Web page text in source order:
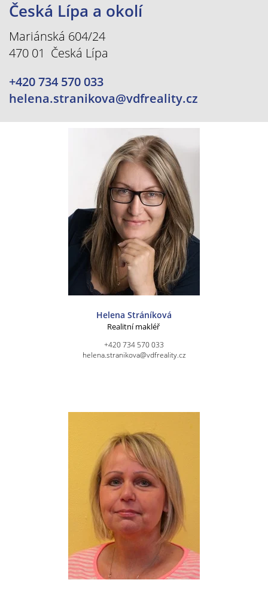
Česká Lípa a okolí
Mariánská 604/24
470 01 Česká Lípa
+420 734 570 033
helena.stranikova@vdfreality.cz
Helena Stráníková
Realitní makléř
+420 734 570 033
helena.stranikova@vdfreality.cz